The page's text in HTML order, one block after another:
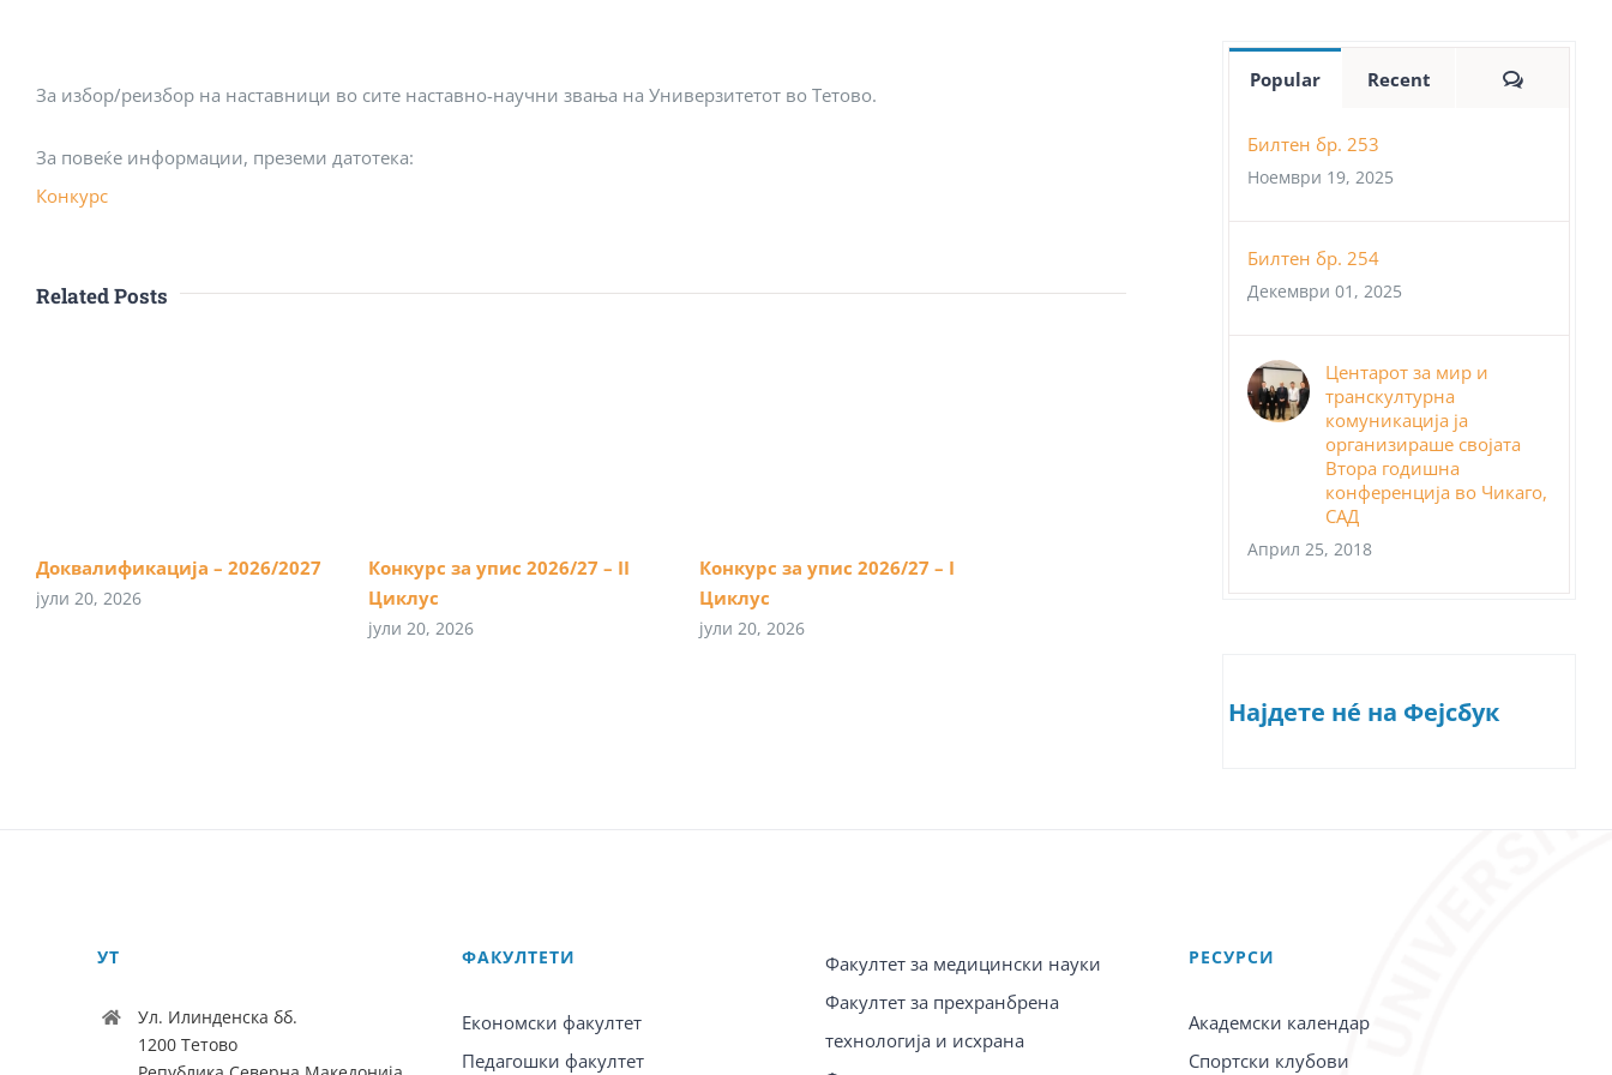
За избор/реизбор на наставници во сите наставно-научни звања на Универзитетот во Тетово.
За повеќе информации, преземи датотекa:
Конкурс
Related Posts
Доквалификација – 2026/2027
јули 20, 2026
Конкурс за упис 2026/27 – II
Циклус
јули 20, 2026
Конкурс за упис 2026/27 – I
Циклус
јули 20, 2026
Popular Recent
Билтен бр. 253
Ноември 19, 2025
Билтен бр. 254
Декември 01, 2025
Центарот за мир и
транскултурна
комуникација ја
организираше својата
Втора годишна
конференција во Чикаго,
САД
Април 25, 2018
Најдете нé на Фејсбук
УТ
Ул. Илинденска бб.
1200 Тетово
ФАКУЛТЕТИ
Економски факултет
Педагошки факултет
Факултет за медицински науки
Факултет за прехранбрена
технологија и исхрана
PЕСУРСИ
Академски календар
Спортски клубови